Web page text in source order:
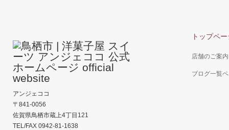
トップペ
店舗のご案内
ブログ一覧
アンジェココ
〒841-0056
佐賀県鳥栖市蔵上4丁目121
TEL/FAX 0942-81-1638